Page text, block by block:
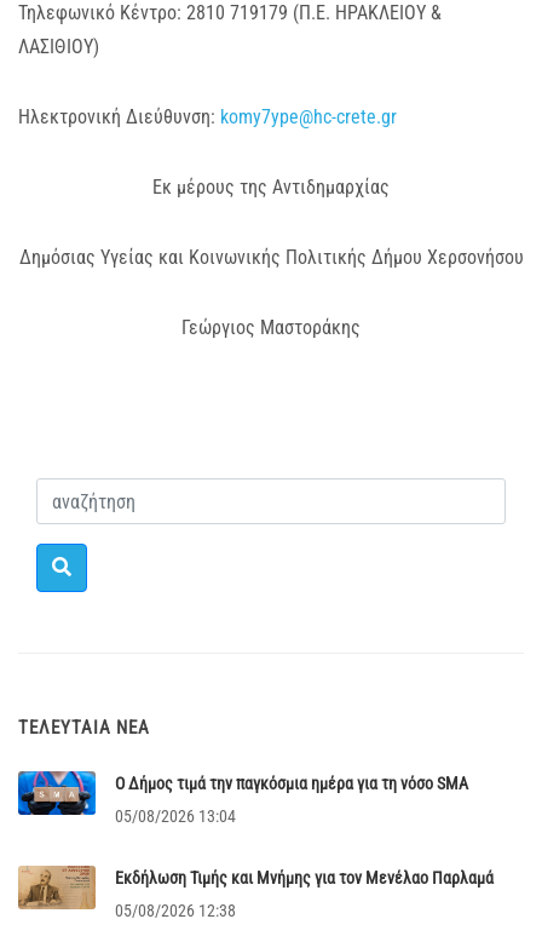
Τηλεφωνικό Κέντρο: 2810 719179 (Π.Ε. ΗΡΑΚΛΕΙΟΥ &
ΛΑΣΙΘΙΟΥ)
Ηλεκτρονική Διεύθυνση: komy7ype@hc-crete.gr
Εκ μέρους της Αντιδημαρχίας
Δημόσιας Υγείας και Κοινωνικής Πολιτικής Δήμου Χερσονήσου
Γεώργιος Μαστοράκης
ΤΕΛΕΥΤΑΊΑ ΝΈΑ
Ο Δήμος τιμά την παγκόσμια ημέρα για τη νόσο SMA
05/08/2026 13:04
Εκδήλωση Τιμής και Μνήμης για τον Μενέλαο Παρλαμά
05/08/2026 12:38